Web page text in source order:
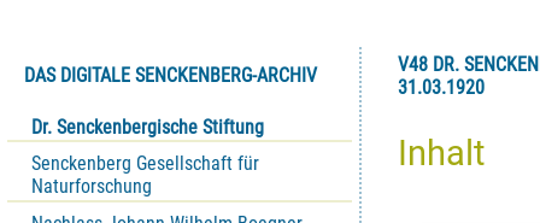
DAS DIGITALE SENCKENBERG-ARCHIV
Dr. Senckenbergische Stiftung
Senckenberg Gesellschaft für
Naturforschung
V48 DR.
31.03.1920
Inhalt